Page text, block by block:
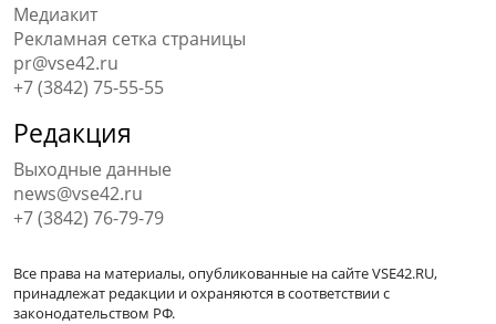
Медиакит
Рекламная сетка страницы
pr@vse42.ru
+7 (3842) 75-55-55
Редакция
Выходные данные
news@vse42.ru
+7 (3842) 76-79-79
Все права на материалы, опубликованные на сайте VSE42.RU,
принадлежат редакции и охраняются в соответствии с
законодательством РФ.